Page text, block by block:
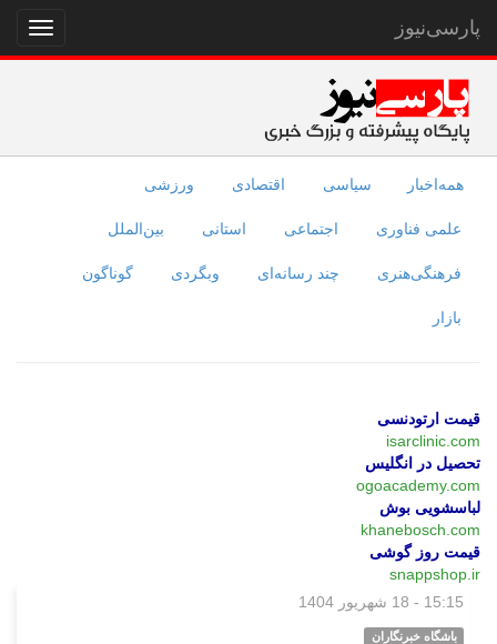
نمایش
منو
پارسی‌نیوز
همه‌اخبار سیاسی اقتصادی ورزشی
علمی فناوری اجتماعی استانی بین‌الملل
فرهنگی‌هنری چند رسانه‌ای وبگردی گوناگون
بازار
قیمت ارتودنسی
isarclinic.com
تحصیل در انگلیس
ogoacademy.com
لباسشویی بوش
khanebosch.com
قیمت روز گوشی
snappshop.ir
15:15 - 18 شهریور 1404
باشگاه خبرنگاران